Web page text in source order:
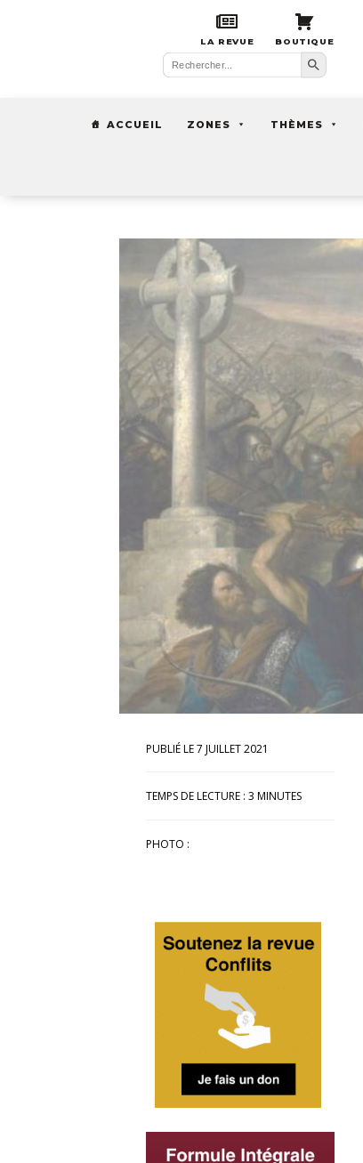
LA REVUE BOUTIQUE
Search
for:
Search Button
ACCUEIL ZONES THÈMES
7 JUILLET 2021
TEMPS DE LECTURE : 3 MINUTES
PHOTO :